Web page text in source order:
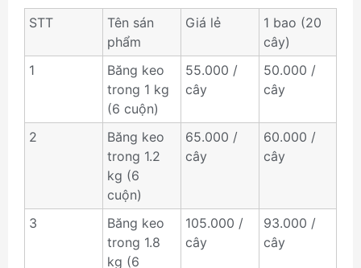
STT
Tên sán
phẩm
Giá lẻ
1 bao (20
cây)
1
Băng keo
trong 1 kg
(6 cuộn)
55.000 /
cây
50.000 /
cây
2
Băng keo
trong 1.2
kg (6
cuộn)
65.000 /
cây
60.000 /
cây
3
Băng keo
trong 1.8
kg (6
105.000 /
cây
93.000 /
cây